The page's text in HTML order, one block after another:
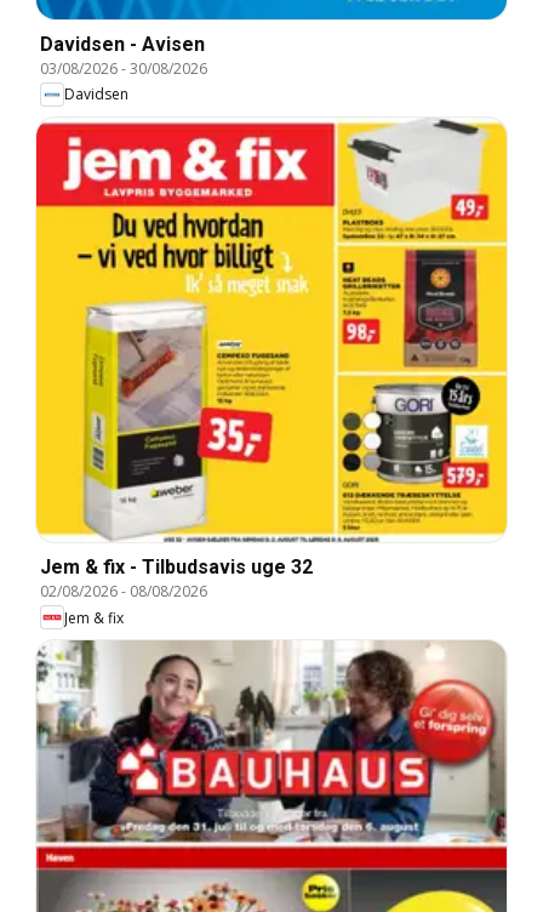
Davidsen - Avisen
03/08/2026-30/08/2026
Davidsen
Jem & fix - Tilbudsavis uge 32
02/08/2026- 08/08/2026
Jem & fix